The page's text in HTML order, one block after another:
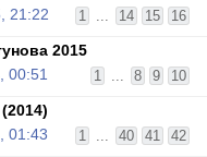
1 ... 14 15 16
21:22
2015
1 ... 8 9 10
00:51
1 ... 40 41 42
01:43